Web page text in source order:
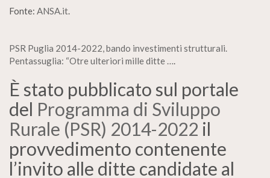
Fonte: ANSA.it.
PSR Puglia 2014-2022, bando investimenti strutturali.
Pentassuglia: “Otre ulteriori mille ditte ….
È stato pubblicato sul portale
del Programma di Sviluppo
Rurale (PSR) 2014-2022 il
provvedimento contenente
l’invito alle ditte candidate al